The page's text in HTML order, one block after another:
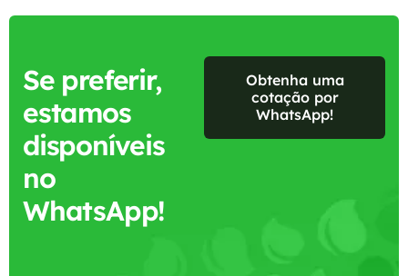
Se preferir,
estamos
disponíveis
no
WhatsApp!
Obtenha uma
cotação por
WhatsApp!